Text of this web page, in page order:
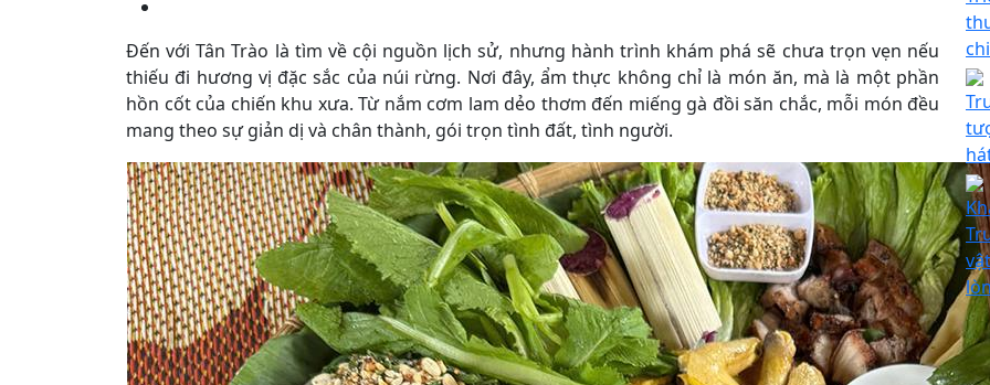
Đến với Tân Trào là tìm về cội nguồn lịch sử, nhưng hành trình khám phá sẽ chưa trọn vẹn nếu
thiếu đi hương vị đặc sắc của núi rừng. Nơi đây, ẩm thực không chỉ là món ăn, mà là một phần
hồn cốt của chiến khu xưa. Từ nắm cơm lam dẻo thơm đến miếng gà đồi săn chắc, mỗi món đều
mang theo sự giản dị và chân thành, gói trọn tình đất, tình người.